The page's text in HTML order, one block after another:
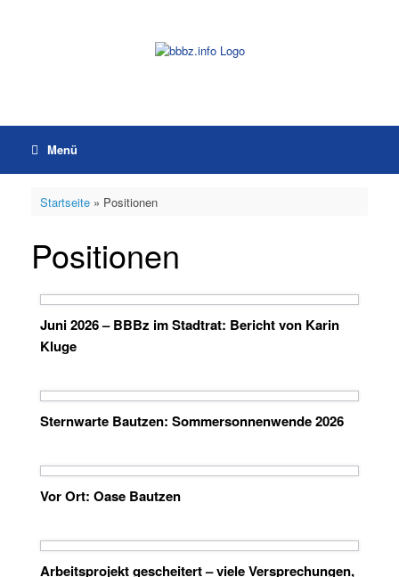
Menü
Startseite» Positionen
Positionen
Juni 2026 – BBBz im Stadtrat: Bericht von Karin
Kluge
Sternwarte Bautzen: Sommersonnenwende 2026
Vor Ort: Oase Bautzen
Arbeitsprojekt gescheitert – viele Versprechungen,